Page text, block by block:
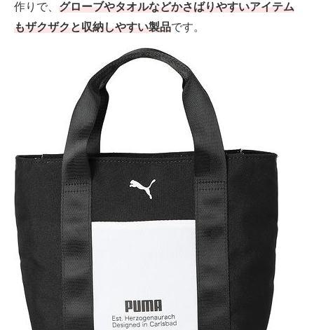
作りで、 グローブやタオルなどかさばりやすいアイテム
もザクザクと収納しやすい製品です。